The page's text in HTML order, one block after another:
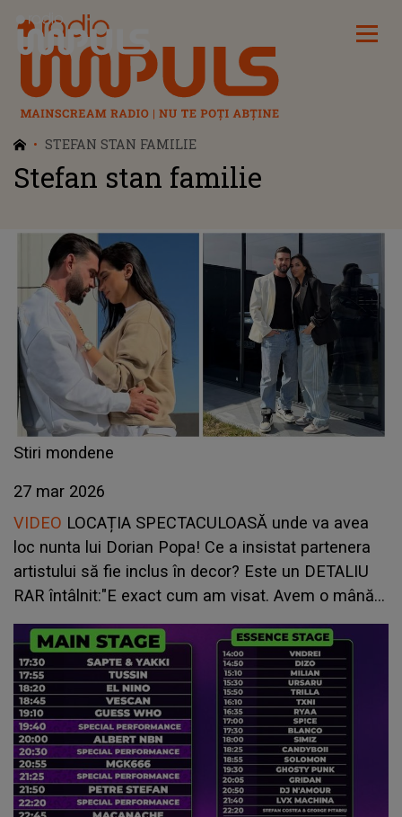
Radio Impuls
STEFAN STAN FAMILIE
Stefan stan familie
Stiri mondene
27 mar 2026
VIDEO LOCAȚIA SPECTACULOASĂ unde va avea
loc nunta lui Dorian Popa! Ce a insistat partenera
artistului să fie inclus în decor? Este un DETALIU
RAR întâlnit:"E exact cum am visat. Avem o mână
de invitați, suntem doar 90, pentru că vrem să..."